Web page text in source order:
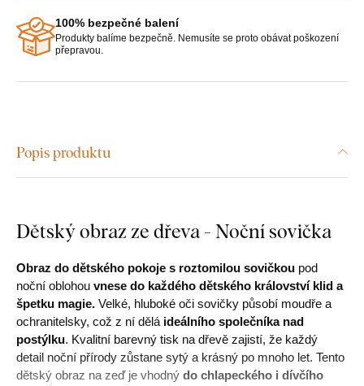
100% bezpečné balení
Produkty balíme bezpečně. Nemusíte se proto obávat poškození
přepravou.
Popis produktu
Dětský obraz ze dřeva - Noční sovička
Obraz do dětského pokoje s roztomilou sovičkou pod
noční oblohou vnese do každého dětského království klid a
špetku magie. Velké, hluboké oči sovičky působí moudře a
ochranitelsky, což z ní dělá ideálního společníka nad
postýlku. Kvalitní barevný tisk na dřevě zajistí, že každý
detail noční přírody zůstane sytý a krásný po mnoho let. Tento
dětský obraz na zeď je vhodný do chlapeckého i dívčího